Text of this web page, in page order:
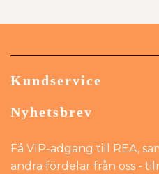
Kundservice
Nyhetsbrev
Få VIP-adgang till REA,
andra fördelar från oss -